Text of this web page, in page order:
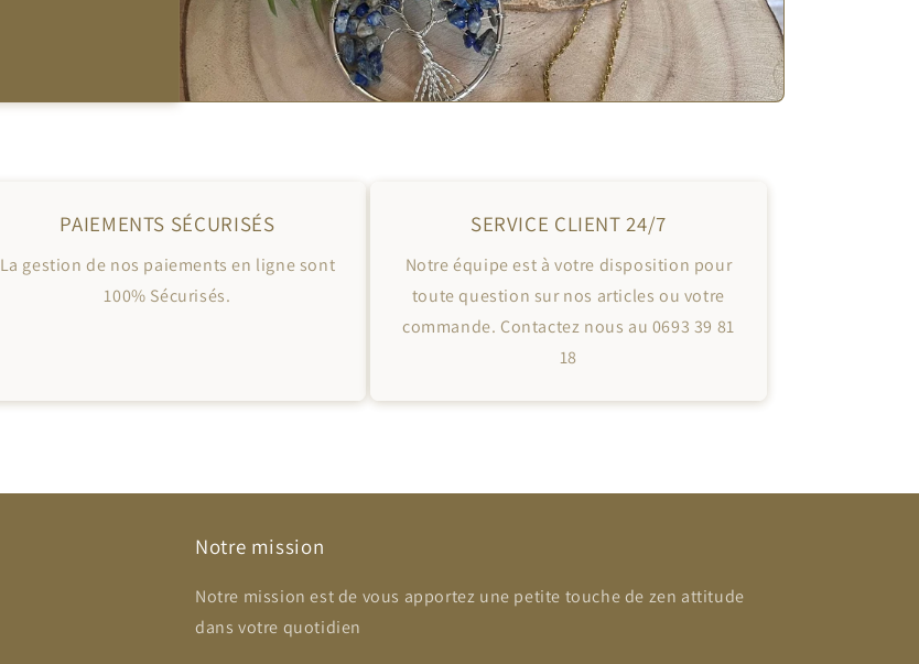
PAIEMENTS SÉCURISÉS
La gestion de nos paiements en ligne sont
100% Sécurisés.
SERVICE CLIENT 24/7
Notre équipe est à votre disposition pour
toute question sur nos articles ou votre
commande. Contactez nous au 0693 39 81
18
Notre mission
Notre mission est de vous apportez une petite touche de zen attitude
dans votre quotidien